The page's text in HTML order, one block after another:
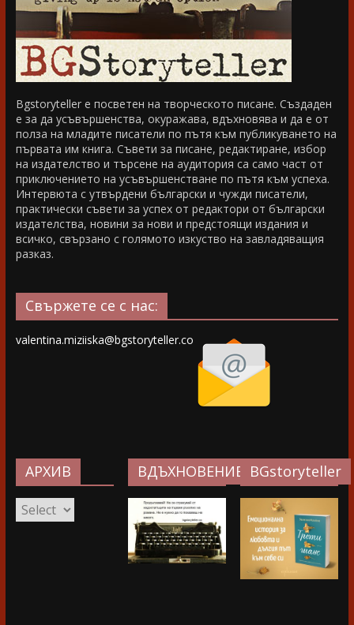
Bgstoryteller е посветен на творческото писане. Създаден
е за да усъвършенства, окуражава, вдъхновява и да е от
полза на младите писатели по пътя към публикуването на
първата им книга. Съвети за писане, редактиране, избор
на издателство и търсене на аудитория са само част от
приключението на усъвършенстване по пътя към успеха.
Интервюта с утвърдени български и чужди писатели,
практически съвети за успех от редактори от български
издателства, новини за нови и предстоящи издания и
всичко, свързано с голямото изкуство на завладяващия
разказ.
Свържете се с нас:
valentina.miziiska@bgstoryteller.co
АРХИВ
АРХИВ
ВДЪХНОВЕНИЕ…BGstoryteller